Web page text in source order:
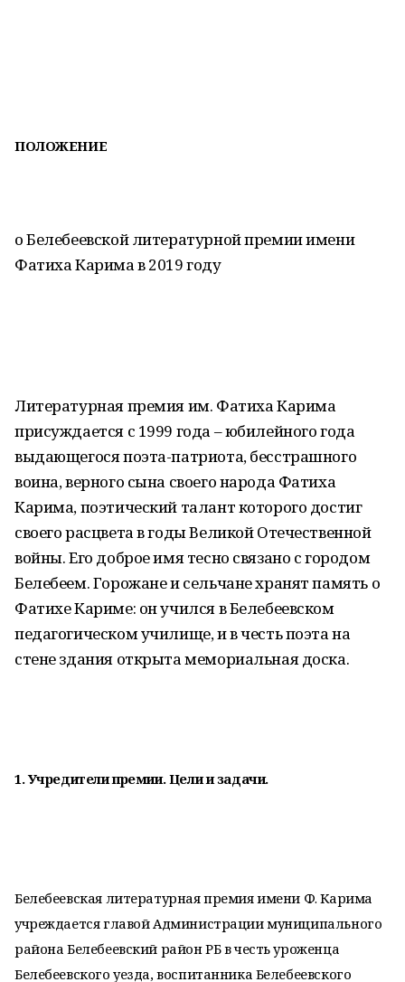
ПОЛОЖЕНИЕ
о Белебеевской литературной премии имени
Фатиха Карима в 2019 году
Литературная премия им. Фатиха Карима
присуждается с 1999 года – юбилейного года
выдающегося поэта-патриота, бесстрашного
воина, верного сына своего народа Фатиха
Карима, поэтический талант которого достиг
своего расцвета в годы Великой Отечественной
войны. Его доброе имя тесно связано с городом
Белебеем. Горожане и сельчане хранят память о
Фатихе Кариме: он учился в Белебеевском
педагогическом училище, и в честь поэта на
стене здания открыта мемориальная доска.
1. Учредители премии. Цели и задачи.
Белебеевская литературная премия имени Ф. Карима
учреждается главой Администрации муниципального
района Белебеевский район РБ в честь уроженца
Белебеевского уезда, воспитанника Белебеевского